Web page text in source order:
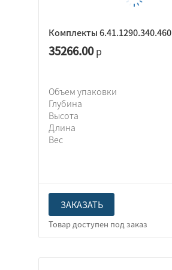
Комплекты 6.41.1290.340.460
35266.00р
Объем упаковки
Глубина
Высота
Длина
Вес
ЗАКАЗАТЬ